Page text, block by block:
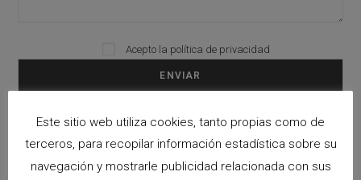
Please leave this field empty.
Acepto la política de privacidad
Categorías
arquitectora espacios biofilicos
Este sitio web utiliza cookies, tanto propias como de
terceros, para recopilar información estadística sobre su
navegación y mostrarle publicidad relacionada con sus